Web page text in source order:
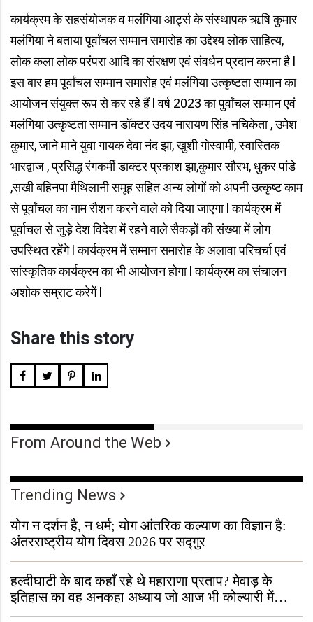
कार्यक्रम के सहसंयोजक व मलंगिया आर्ट्स के संस्थापक ऋषि कुमार
मलंगिया ने बताया पूर्वांचल सम्मान समारोह का उद्देश्य लोक साहित्य,
लोक कला लोक परंपरा आदि का संरक्षण एवं संवर्धन प्रदान करना है l
इस बार हम पूर्वांचल सम्मान समारोह एवं मलंगिया उत्कृष्टता सम्मान का
आयोजन संयुक्त रूप से कर रहे हैं l वर्ष 2023 का पुर्वांचल सम्मान एवं
मलंगिया उत्कृष्टता सम्मान डॉक्टर उदय नारायण सिंह नचिकेता , उमेश
कुमार, जाने माने युवा गायक देवा नंद झा, खुशी गोस्वामी, स्वास्तिक
भारद्वाज , प्रसिद्ध रंगकर्मी डाक्टर प्रकाश झा,कुमार सौरभ, धुकर पांडे
,सखी बहिनपा मैथिलानी समूह सहित अन्य लोगों को अपनी उत्कृष्ट काम
से पूर्वांचल का नाम रौशन करने वाले को दिया जाएगा l कार्यक्रम में
पूर्वाचल से जुड़े देश विदेश में रहने वाले सैकड़ों की संख्या में लोग
उपस्थित रहेंगे l कार्यक्रम में सम्मान समारोह के अलावा परिचर्चा एवं
सांस्कृतिक कार्यक्रम का भी आयोजन होगा l कार्यक्रम का संचालन
अशोक सम्राट करेगें l
Share this story
From Around the Web
Trending News
योग न दर्शन है, न धर्म; योग आंतरिक कल्याण का विज्ञान है:
अंतरराष्ट्रीय योग दिवस 2026 पर सद्गुर
हल्दीघाटी के बाद कहाँ रहे थे महाराणा प्रताप? मेवाड़ के
इतिहास का वह अनकहा अध्याय जो आज भी कोल्यारी में
जीवित है